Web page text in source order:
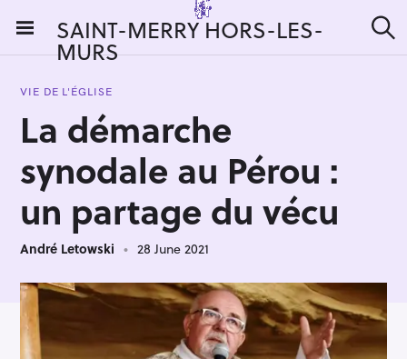
i
SAINT-MERRY HORS-LES-
MURS e
VIE DE L'ÉGLISE
La démarche
synodale au Pérou :
un partage du vécu
André Letowski 28 June 2021